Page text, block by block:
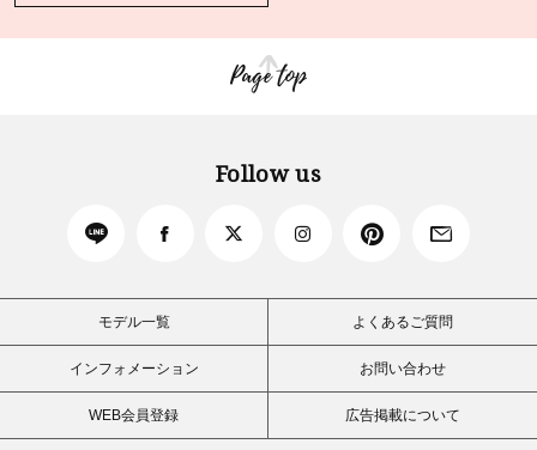
Page top
Follow us
モデル一覧 よくあるご質問
インフォメーション お問い合わせ
WEB会員登録 広告掲載について